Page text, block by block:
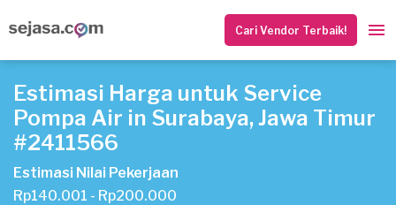
Cari Vendor Terbaik!
Estimasi Harga untuk Service
Pompa Air in Surabaya, Jawa Timur
#2411566
Estimasi Nilai Pekerjaan
Rp140.001 - Rp200.000